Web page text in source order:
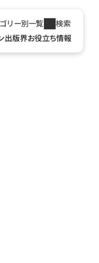
リー別一覧
検索
出版界お役立ち情報